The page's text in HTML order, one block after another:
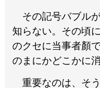
その記号バブル
知らない。その頃
のクセに当事者顏
のまにかどこかに
重要なのは、そ